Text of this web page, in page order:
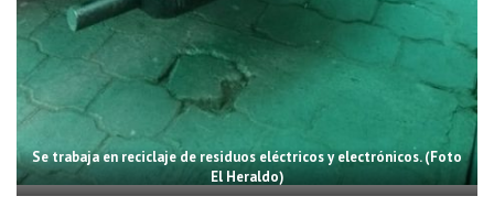
Se trabaja en reciclaje de residuos eléctricos y electrónicos. (Foto
El Heraldo)